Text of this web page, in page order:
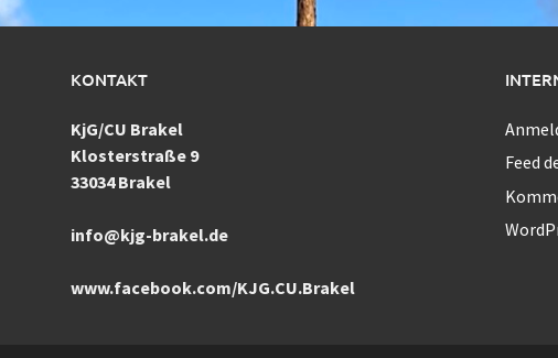
KONTAKT
KjG/CU Brakel
Klosterstraße 9
33034 Brakel
info@kjg-brakel.de
www.facebook.com/KJG.CU.Brakel
Feed